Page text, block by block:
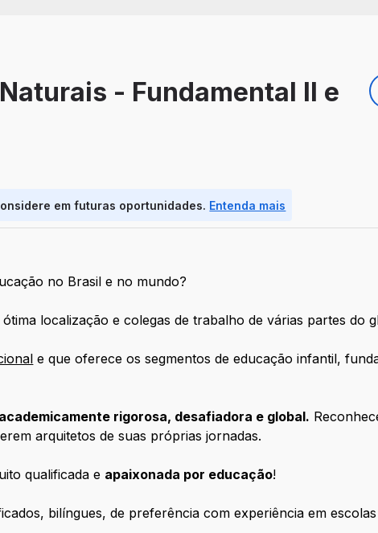
- Fundamental II e
em futuras oportunidades. Entenda mais
no Brasil e no mundo?
localização e colegas de trabalho de várias partes do
e que oferece os segmentos de educação infantil,
rigorosa, desafiadora e global.
arquitetos de suas próprias jornadas.
qualificada e apaixonada por educação!
bilíngues, de preferência com experiência em